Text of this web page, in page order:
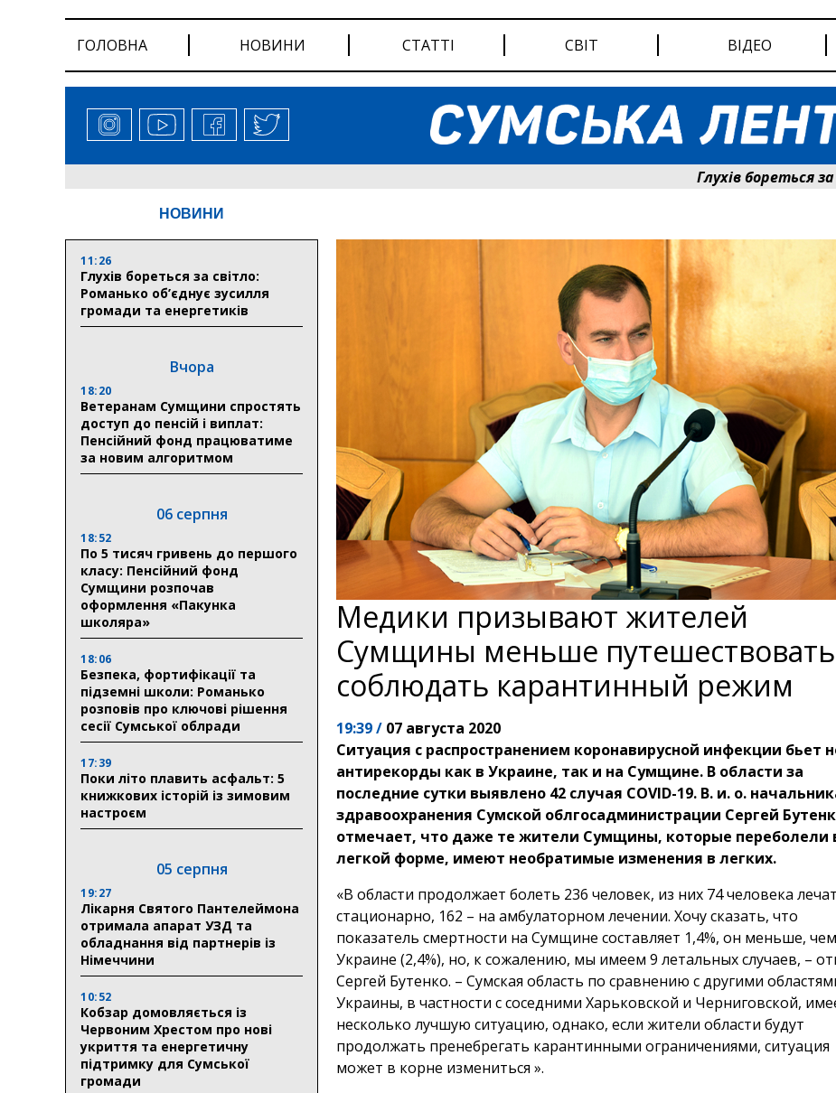
ГОЛОВНА НОВИНИ СТАТТІ СВІТ ВІДЕО
Глухів бореться за
НОВИНИ
11:26
Глухів бореться за світло:
Романько об’єднує зусилля
громади та енергетиків
Вчора
18:20
Ветеранам Сумщини спростять
доступ до пенсій і виплат:
Пенсійний фонд працюватиме
за новим алгоритмом
06 серпня
18:52
По 5 тисяч гривень до першого
класу: Пенсійний фонд
Сумщини розпочав
оформлення «Пакунка
школяра»
18:06
Безпека, фортифікації та
підземні школи: Романько
розповів про ключові рішення
сесії Сумської облради
17:39
Поки літо плавить асфальт: 5
книжкових історій із зимовим
настроєм
05 серпня
19:27
Лікарня Святого Пантелеймона
отримала апарат УЗД та
обладнання від партнерів із
Німеччини
10:52
Кобзар домовляється із
Червоним Хрестом про нові
укриття та енергетичну
підтримку для Сумської
громади
Медики призывают жителей
Сумщины меньше
соблюдать карантинный режим
19:39 / 07 августа 2020
Ситуация с распространением коронавирусной инфекции бьет
антирекорды как в Украине, так и на Сумщине. В области за
последние сутки выявлено 42 случая COVID-19. В. и. о.
здравоохранения Сумской облгосадминистрации Сергей
отмечает, что даже те жители Сумщины, которые переболели
легкой форме, имеют необратимые изменения в легких.
«В области продолжает болеть 236 человек, из них 74 человека
стационарно, 162 – на амбулаторном лечении. Хочу сказать, что
показатель смертности на Сумщине составляет 1,4%, он меньше,
Украине (2,4%), но, к сожалению, мы имеем 9 летальных случаев, –
Сергей Бутенко. – Сумская область по сравнению с другими
Украины, в частности с соседними Харьковской и Черниговской,
несколько лучшую ситуацию, однако, если жители области будут
продолжать пренебрегать карантинными ограничениями, ситуация
может в корне измениться ».